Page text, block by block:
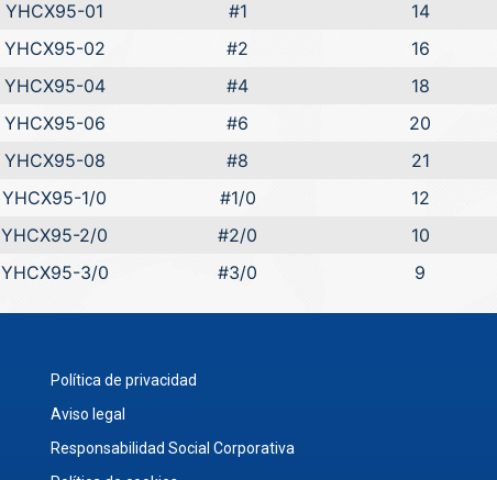
YHCX95-01
#1
14
YHCX95-02
#2
16
YHCX95-04
#4
18
YHCX95-06
#6
20
YHCX95-08
#8
21
YHCX95-1/0
#1/0
12
YHCX95-2/0
#2/0
10
YHCX95-3/0
#3/0 9
Política de privacidad
Aviso legal
Responsabilidad Social Corporativa